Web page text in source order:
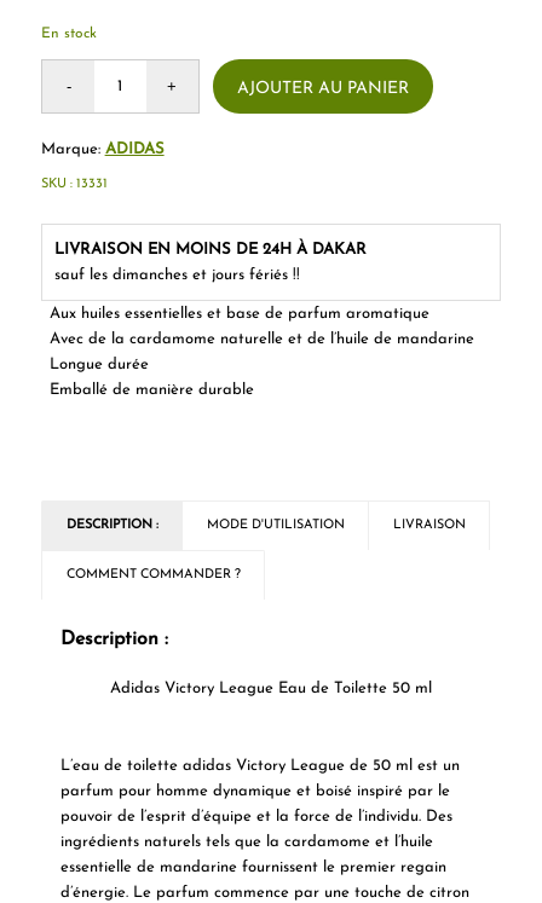
Aux huiles essentielles et base de parfum aromatique
Avec de la cardamome naturelle et de l’huile de mandarine
Longue durée
Emballé de manière durable
En stock
AJOUTER AU PANIER
Marque: ADIDAS
LIVRAISON EN MOINS DE 24H À DAKAR
sauf les dimanches et jours fériés !!
SKU : 13331
DESCRIPTION : MODE D'UTILISATION LIVRAISON
COMMENT COMMANDER ?
Description :
Adidas Victory League Eau de Toilette 50 ml
L’eau de toilette adidas Victory League de 50 ml est un
parfum pour homme dynamique et boisé inspiré par le
pouvoir de l’esprit d’équipe et la force de l’individu. Des
ingrédients naturels tels que la cardamome et l’huile
essentielle de mandarine fournissent le premier regain
d’énergie. Le parfum commence par une touche de citron